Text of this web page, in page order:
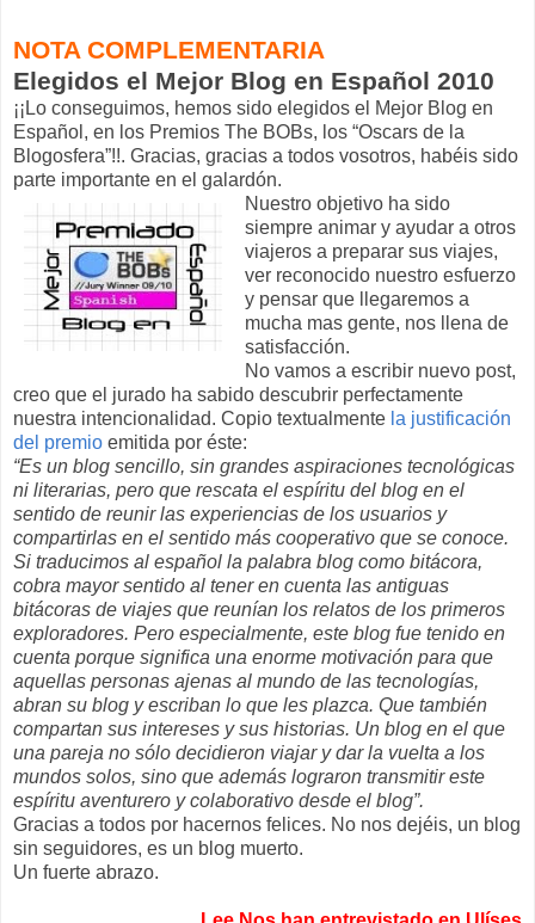
NOTA COMPLEMENTARIA
Elegidos el Mejor Blog en Español 2010
¡¡Lo conseguimos, hemos sido elegidos el Mejor Blog en
Español, en los Premios The BOBs, los “Oscars de la
Blogosfera”!!. Gracias, gracias a todos vosotros, habéis sido
parte importante en el galardón.
Nuestro objetivo ha sido
siempre animar y ayudar a otros
viajeros a preparar sus viajes,
ver reconocido nuestro esfuerzo
y pensar que llegaremos a
mucha mas gente, nos llena de
satisfacción.
No vamos a escribir nuevo post,
creo que el jurado ha sabido descubrir perfectamente
nuestra intencionalidad. Copio textualmente la justificación
del premio emitida por éste:
“Es un blog sencillo, sin grandes aspiraciones tecnológicas
ni literarias, pero que rescata el espíritu del blog en el
sentido de reunir las experiencias de los usuarios y
compartirlas en el sentido más cooperativo que se conoce.
Si traducimos al español la palabra blog como bitácora,
cobra mayor sentido al tener en cuenta las antiguas
bitácoras de viajes que reunían los relatos de los primeros
exploradores. Pero especialmente, este blog fue tenido en
cuenta porque significa una enorme motivación para que
aquellas personas ajenas al mundo de las tecnologías,
abran su blog y escriban lo que les plazca. Que también
compartan sus intereses y sus historias. Un blog en el que
una pareja no sólo decidieron viajar y dar la vuelta a los
mundos solos, sino que además lograron transmitir este
espíritu aventurero y colaborativo desde el blog”.
Gracias a todos por hacernos felices. No nos dejéis, un blog
sin seguidores, es un blog muerto.
Un fuerte abrazo.